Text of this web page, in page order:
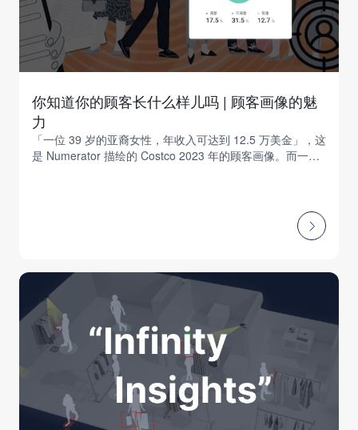
你知道你的顾客长什么样儿吗 | 顾客画像的魅
力
「一位 39 岁的亚裔女性，年收入可达到 12.5 万美金」，这
是 Numerator 描绘的 Costco 2023 年的顾客画像。而一个